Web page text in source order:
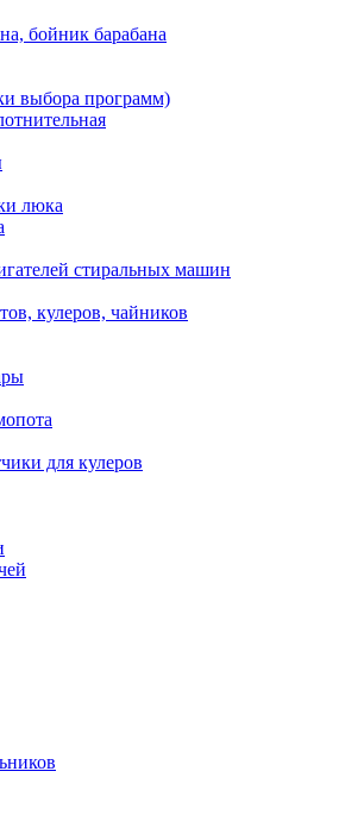
бойник барабана
выбора программ)
люка
стиральных машин
кулеров, чайников
для кулеров